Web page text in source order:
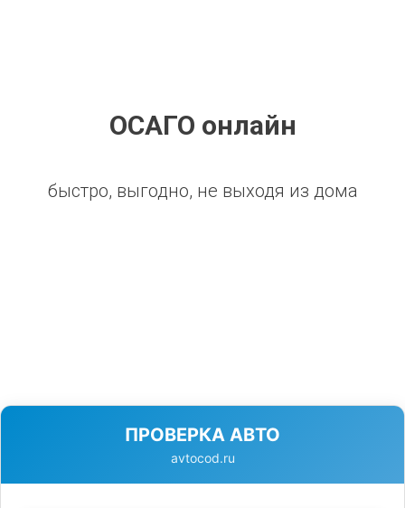
ОСАГО онлайн
быстро, выгодно, не выходя из дома
ПРОВЕРКА АВТО
avtocod.ru